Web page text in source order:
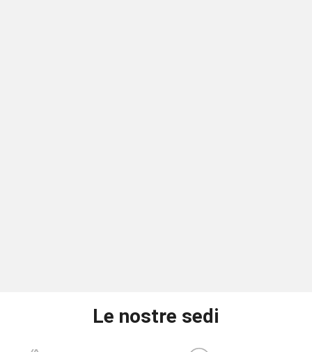
Le nostre sedi